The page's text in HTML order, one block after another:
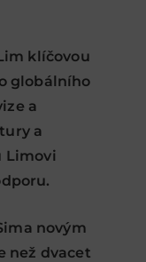
klíčovou
globálního
a
a
Limovi
novým
než dvacet